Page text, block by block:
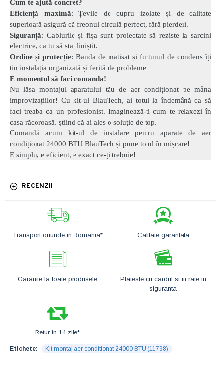
Transport oriunde in Romania* Calitate garantata
Garantie la toate produsele
Plateste cu cardul si in rate in
siguranta
Retur in 14 zile*
Cum te ajută concret?
Eficiență maximă: Țevile de cupru izolate și de calitate
superioară asigură că freonul circulă perfect, fără pierderi.
Siguranță: Cablurile și fișa sunt proiectate să reziste la sarcini
electrice, ca tu să stai liniștit.
Ordine și protecție: Banda de matisat și furtunul de condens îți
țin instalația organizată și ferită de probleme.
E momentul să faci comanda!
Nu lăsa montajul aparatului tău de aer condiționat pe mâna
improvizațiilor! Cu kit-ul BlauTech, ai totul la îndemână ca să
faci treaba ca un profesionist. Imaginează-ți cum te relaxezi în
casa răcoroasă, știind că ai ales o soluție de top.
Comandă acum kit-ul de instalare pentru aparate de aer
condiționat 24000 BTU BlauTech și pune totul în mișcare!
E simplu, e eficient, e exact ce-ți trebuie!
RECENZII
Etichete: Kit montaj aer conditionat 24000 BTU (11798)